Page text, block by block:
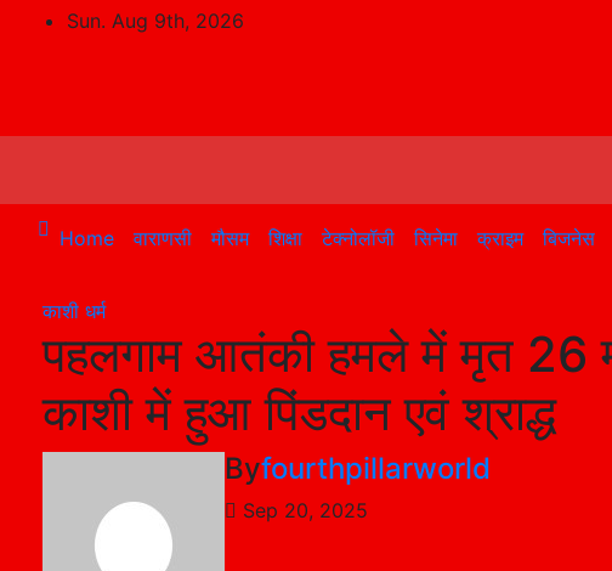
Sun. Aug 9th, 2026
Home वाराणसी मौसम शिक्षा टेक्नोलॉजी सिनेमा क्राइम बिजनेस
काशी धर्म
पहलगाम आतंकी हमले में मृत 26
काशी में हुआ पिंडदान एवं श्राद्ध
Byfourthpillarworld
Sep 20, 2025